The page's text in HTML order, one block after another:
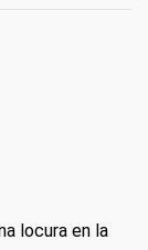
locura en la